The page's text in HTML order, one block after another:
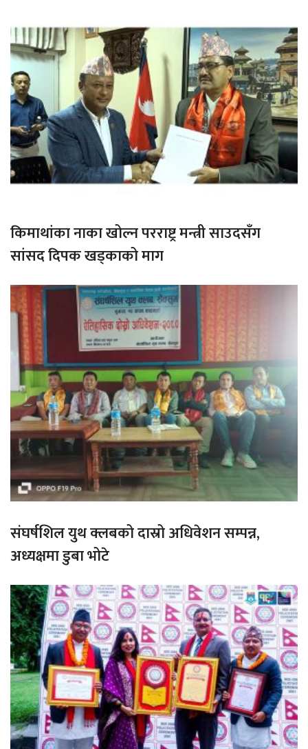
किमाथांका नाका खोल्न परराष्ट्र मन्त्री साउदसँग
सांसद दिपक खड्काको माग
संघर्षशिल युथ क्लबको दास्रो अधिवेशन सम्पन्न,
अध्यक्षमा डुबा भोटे